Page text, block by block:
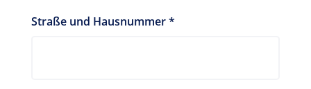
Straße und Hausnummer*